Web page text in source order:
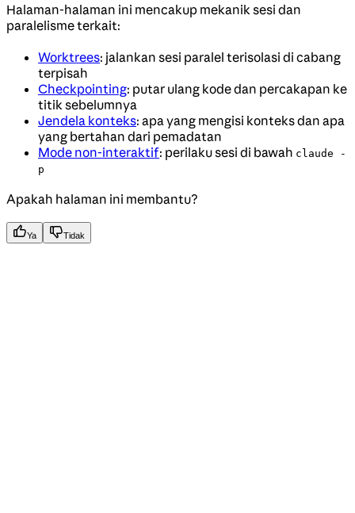
Halaman-halaman ini mencakup mekanik sesi dan
paralelisme terkait:
Worktrees: jalankan sesi paralel terisolasi di cabang
terpisah
Checkpointing: putar ulang kode dan percakapan ke
titik sebelumnya
Jendela konteks: apa yang mengisi konteks dan apa
yang bertahan dari pemadatan
Mode non-interaktif: perilaku sesi di bawah claude -
p
Apakah halaman ini membantu?
Ya Tidak